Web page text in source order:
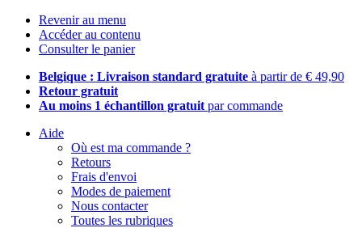
Revenir au menu
Accéder au contenu
Consulter le panier
Belgique : Livraison standard gratuite à partir de € 49,90
Retour gratuit
Au moins 1 échantillon gratuit par commande
Aide
Où est ma commande ?
Retours
Frais d'envoi
Modes de paiement
Nous contacter
Toutes les rubriques